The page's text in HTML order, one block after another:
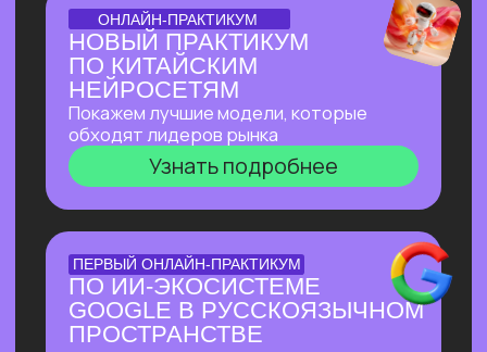
БОЛЬШОЙ ПРАКТИКУМ
ИИ-ВСЕЛЕННАЯ 2026
Большой практикум, в котором
мы собрали лучшие на сегодня ИИ-
инструменты, методы их применения
и связки!
БОЛЬШОЙ ПРАКТИКУМ
ГИГАЧАТ
В прямом эфире покажем всю мощь
самой удобной и широкой
по функционалу российской нейросети!